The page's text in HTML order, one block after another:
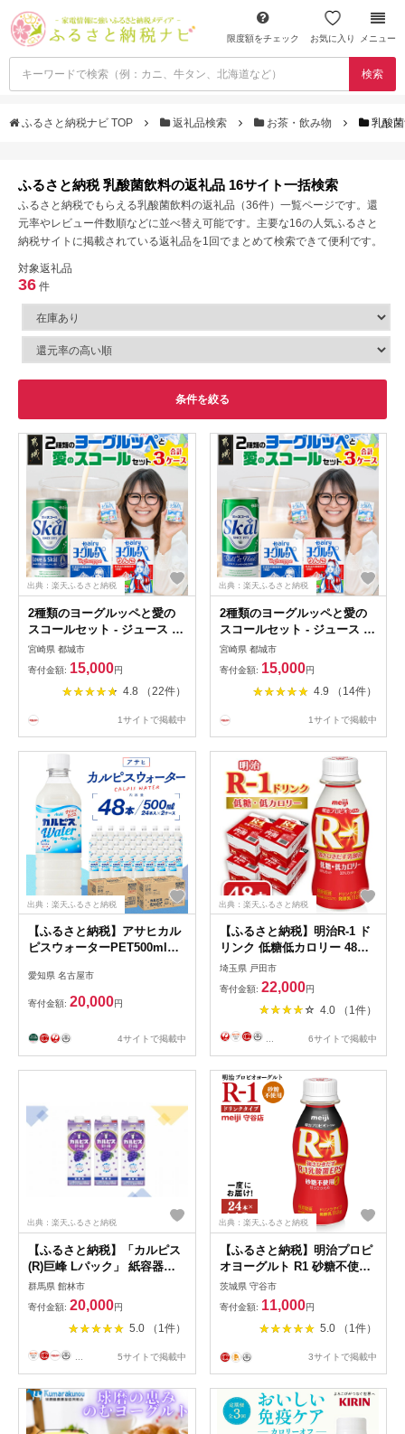
限度額をチェック お気に入り メニュー
検索
ふるさと納税ナビ TOP 返礼品検索 お茶・飲み物 乳酸
ふるさと納税 乳酸菌飲料の返礼品 16サイト一括検索
ふるさと納税でもらえる乳酸菌飲料の返礼品（36件）一覧ページです。還
元率やレビュー件数順などに並べ替え可能です。主要な16の人気ふるさと
納税サイトに掲載されている返礼品を1回でまとめて検索できて便利です。
対象返礼品
36 件
条件を絞る
出典：楽天ふるさと納税
2種類のヨーグルッペと愛の
スコールセット - ジュース 詰
め合わせ 紙パック 缶ジュー
ス 乳酸菌飲料 飲み物 ドリン
ク 飲みきりサイズ 手土産 炭
酸飲料 送料無料 14-2301
ふるさと納税日本一！】
宮崎県 都城市
寄付金額: 15,000円
4.8 （22件）
1サイトで掲載中
出典：楽天ふるさと納税
2種類のヨーグルッペと愛の
スコールセット - ジュース 詰
め合わせ 紙パック 缶ジュー
ス 乳酸菌飲料 飲み物 ドリン
ク 飲みきりサイズ 手土産 炭
酸飲料 送料無料 14-2301
ふるさと納税日本一！】
宮崎県 都城市
寄付金額: 15,000円
4.9 （14件）
1サイトで掲載中
出典：楽天ふるさと納税
【ふるさと納税】アサヒカル
ピスウォーターPET500ml
愛知県 名古屋市
寄付金額: 20,000円
4サイトで掲載中
出典：楽天ふるさと納税
【ふるさと納税】明治R-1 ド
リンク 低糖低カロリー 48本
アールワン【配送不可地域：
離島】【1347025】
埼玉県 戸田市
寄付金額: 22,000円
4.0 （1件）
6サイトで掲載中
出典：楽天ふるさと納税
【ふるさと納税】「カルピス
(R)巨峰 Lパック」 紙容器
1000ml×6本【1487356】
群馬県 館林市
寄付金額: 20,000円
5.0 （1件）
5サイトで掲載中
出典：楽天ふるさと納税
【ふるさと納税】明治プロピ
オヨーグルト R1 砂糖不使用
ドリンクタイプ 112g×24本
茨城県 守谷市
寄付金額: 11,000円
5.0 （1件）
3サイトで掲載中